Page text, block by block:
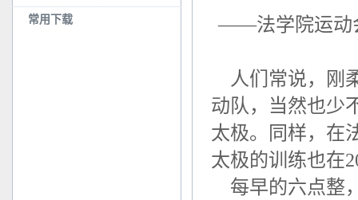
常用下载 ——法学院运动
人们常说，刚
动队，当然也少
太极。同样，在
太极的训练也在
每早的六点整